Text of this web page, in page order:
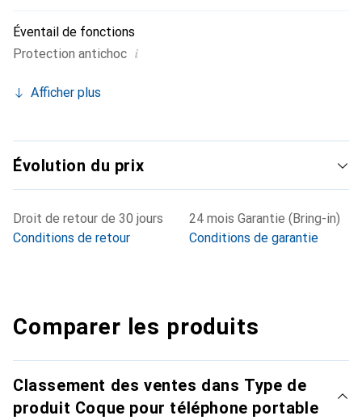
Éventail de fonctions
Protection antichoc i
Afficher plus
Évolution du prix
Droit de retour de 30 jours
Conditions de retour
24 mois Garantie (Bring-in)
Conditions de garantie
Comparer les produits
Classement des ventes dans Type de
produit Coque pour téléphone portable